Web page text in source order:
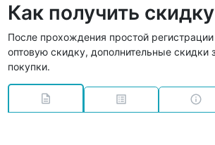
Как получить
После прохождения простой
оптовую скидку, дополнительные скидки
покупки.